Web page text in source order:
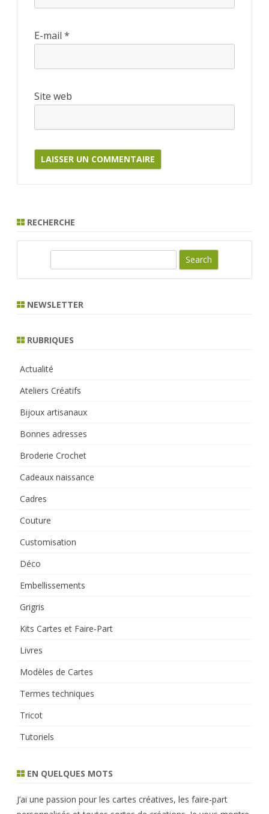
E-mail *
Site web
RECHERCHE
r
NEWSLETTER
RUBRIQUES
Actualité
Ateliers Créatifs
Bijoux artisanaux
Bonnes adresses
Broderie Crochet
Cadeaux naissance
Cadres
Couture
Customisation
Déco
Embellissements
Grigris
Kits Cartes et Faire-Part
Livres
Modèles de Cartes
Termes techniques
Tricot
Tutoriels
EN QUELQUES MOTS
J’ai une passion pour les cartes créatives, les faire-part